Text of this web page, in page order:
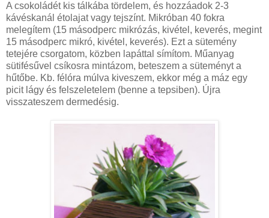
A csokoládét kis tálkába tördelem, és hozzáadok 2-3
kávéskanál étolajat vagy tejszínt. Mikróban 40 fokra
melegítem (15 másodperc mikrózás, kivétel, keverés, megint
15 másodperc mikró, kivétel, keverés). Ezt a sütemény
tetejére csorgatom, közben lapáttal símítom. Műanyag
sütifésűvel csíkosra mintázom, beteszem a süteményt a
hűtőbe. Kb. félóra múlva kiveszem, ekkor még a máz egy
picit lágy és felszeletelem (benne a tepsiben). Újra
visszateszem dermedésig.